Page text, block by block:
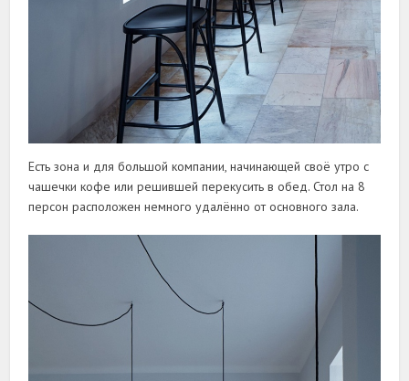
Есть зона и для большой компании, начинающей своё утро с
чашечки кофе или решившей перекусить в обед. Стол на 8
персон расположен немного удалённо от основного зала.